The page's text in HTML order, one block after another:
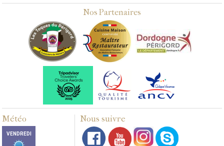
Nos Partenaires
Météo Nous suivre